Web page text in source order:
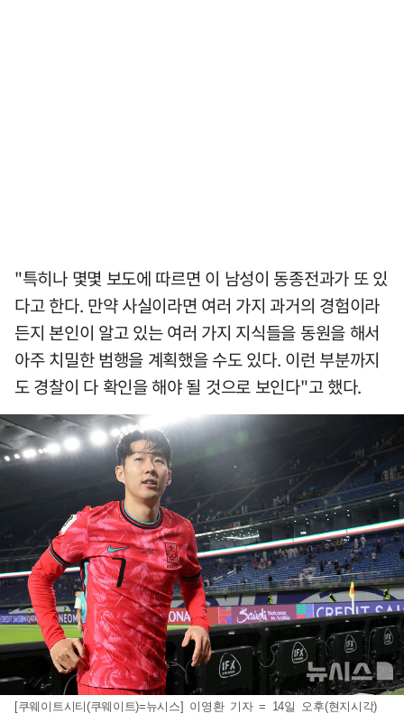
"특히나 몇몇 보도에 따르면 이 남성이 동종전과가 또 있
다고 한다. 만약 사실이라면 여러 가지 과거의 경험이라
든지 본인이 알고 있는 여러 가지 지식들을 동원을 해서
아주 치밀한 범행을 계획했을 수도 있다. 이런 부분까지
도 경찰이 다 확인을 해야 될 것으로 보인다"고 했다.
[쿠웨이트시티(쿠웨이트)=뉴시스] 이영환 기자 = 14일 오후(현지시각)